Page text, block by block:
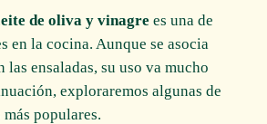
de oliva y vinagre es una de
en la cocina. Aunque se asocia
las ensaladas, su uso va mucho
exploraremos algunas de
populares.